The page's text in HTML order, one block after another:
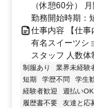
（休憩60分）
勤務開始時期：
仕事内容 【仕事
有名スイーツシ
スタッフ 人数
制服あり 業界未経験
短期
学歴不問 学生
経験者歓迎
週払いOK
履歴書不要
友達と応